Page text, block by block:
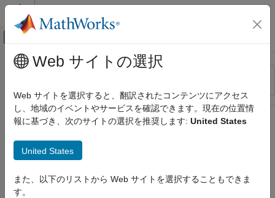
コンテンツへスキップ
オフキャンバス ナビゲーション メ
リソース
ステータス
メインコンテンツ
Web サイトの選択
Web サイトを選択すると、翻訳されたコンテンツにアクセス
し、地域のイベントやサービスを確認できます。現在の位置情
報に基づき、次のサイトの選択を推奨します: United States
United States
また、以下のリストから Web サイトを選択することもできま
す。